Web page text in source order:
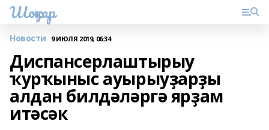
Шоңҡар
Новости 9 ИЮЛЯ 2019, 06:34
Диспансерлаштырыу
ҡурҡыныс ауырыуҙарҙы
алдан билдәләргә ярҙам
итәсәк